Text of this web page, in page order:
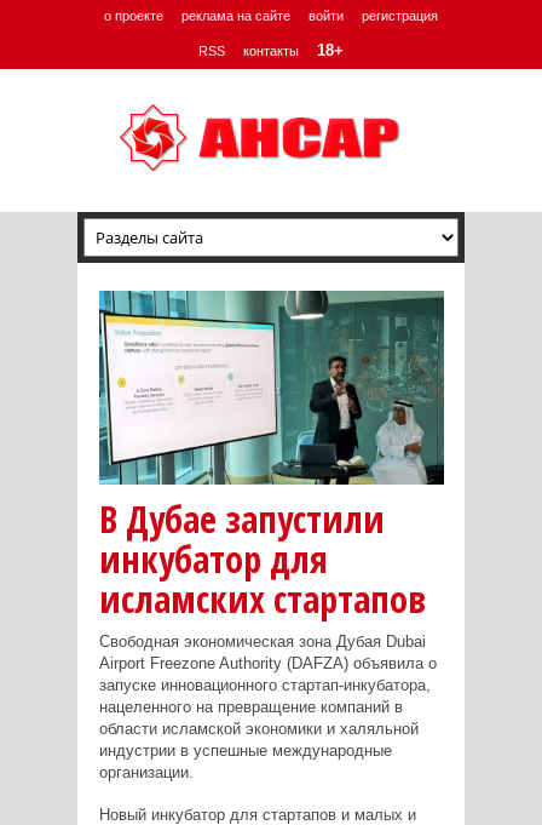
о проекте реклама на сайте войти регистрация
RSS контакты 18+
В Дубае запустили
инкубатор для
исламских стартапов
Свободная экономическая зона Дубая Dubai
Airport Freezone Authority (DAFZA) объявила о
запуске инновационного стартап-инкубатора,
нацеленного на превращение компаний в
области исламской экономики и халяльной
индустрии в успешные международные
организации.
Новый инкубатор для стартапов и малых и